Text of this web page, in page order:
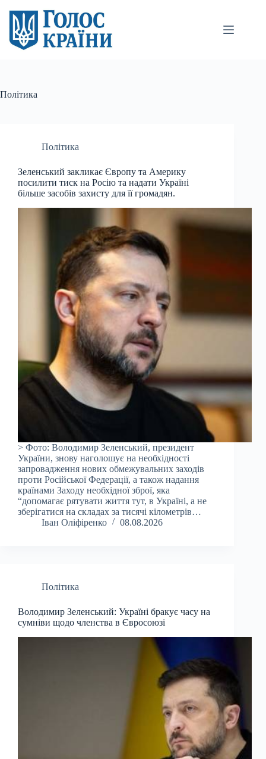
вмісту
Політика
Політика
Зеленський закликає Європу та Америку
посилити тиск на Росію та надати Україні
більше засобів захисту для її громадян.
> Фото: Володимир Зеленський, президент
України, знову наголошує на необхідності
запровадження нових обмежувальних заходів
проти Російської Федерації, а також надання
країнами Заходу необхідної зброї, яка
“допомагає рятувати життя тут, в Україні, а не
зберігатися на складах за тисячі кілометрів…
Іван Оліфіренко
08.08.2026
Політика
Володимир Зеленський: Україні бракує часу на
сумніви щодо членства в Євросоюзі